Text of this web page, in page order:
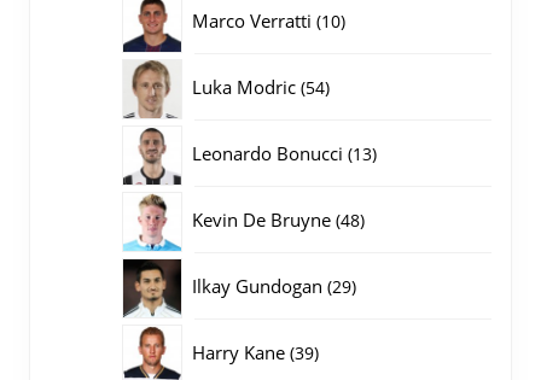
Marco Verratti 1010
Luka Modric 5454
Leonardo Bonucci 1313
Kevin De Bruyne 4848
Ilkay Gundogan 2929
Harry Kane 3939